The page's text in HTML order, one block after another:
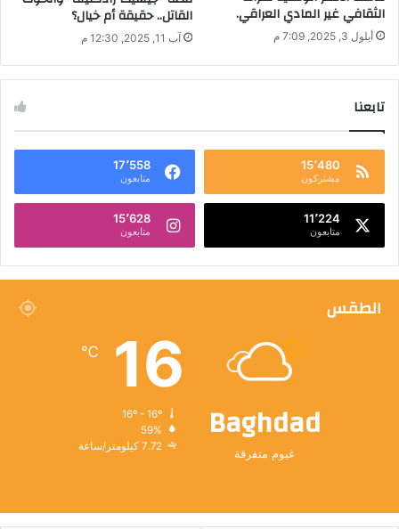
الثقافي غير المادي العراقي.
أيلول 3, 2025, 7:09 م
القاتل.. حقيقة أم خيال؟
آب 11, 2025, 12:30 م
تابعنا
15٬480
مشتركون
17٬558
متابعون
11٬224
متابعون
15٬628
متابعون
الطقس
Baghdad
غيوم متفرقة
16
℃
59%
7.72 كيلومتر/ساعة